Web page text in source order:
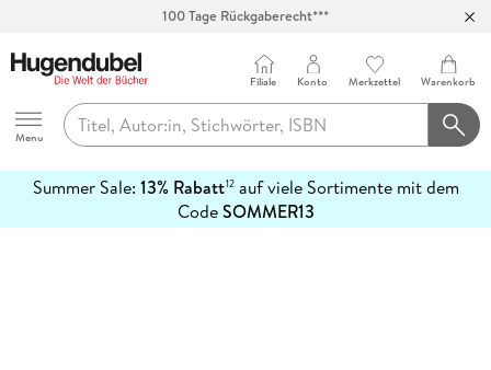
100 Tage Rückgaberecht***
Hugendubel
Menu
Filiale Konto Merkzettel Warenkorb
Summer Sale: 13% Rabatt12auf viele Sortimente mit dem
CodeSOMMER13
erfahren